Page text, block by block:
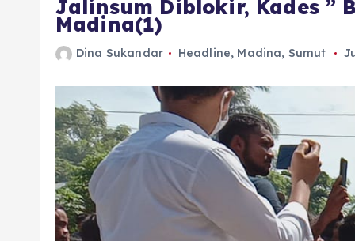
Jalinsum Diblokir, Kades ”
Madina(1)
Dina Sukandar Headline, Madina, Sumut